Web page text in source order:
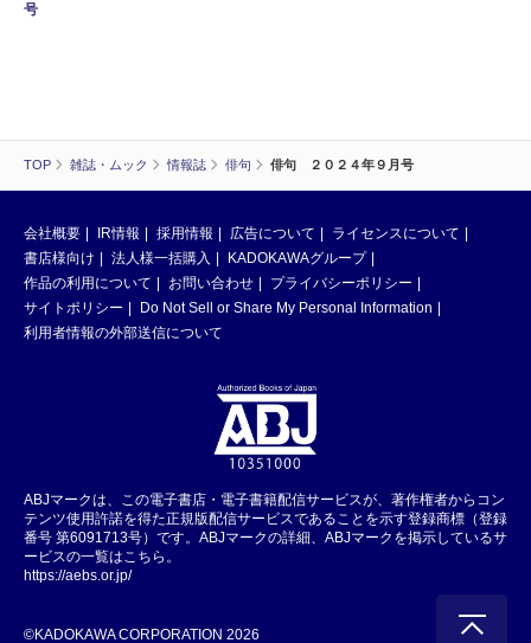
TOP 雑誌・ムック 情報誌 俳句 俳句 ２０２４年９月号
号
会社概要 IR情報 採用情報 広告について
ライセンスについて
書店様向け
法人様一括購入
KADOKAWAグループ
作品の利用について
お問い合わせ
プライバシーポリシー
サイトポリシー
Do Not Sell or Share My Personal Information
利用者情報の外部送信について
ABJマークは、この電子書店・電子書籍配信サービスが、著作権者からコン
テンツ使用許諾を得た正規版配信サービスであることを示す登録商標（登録
番号 第6091713号）です。ABJマークの詳細、ABJマークを掲示しているサ
ービスの一覧はこちら。
https://aebs.or.jp/
©KADOKAWA CORPORATION 2026